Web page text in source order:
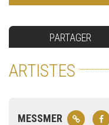
PARTAGER
ARTISTES
MESSMER